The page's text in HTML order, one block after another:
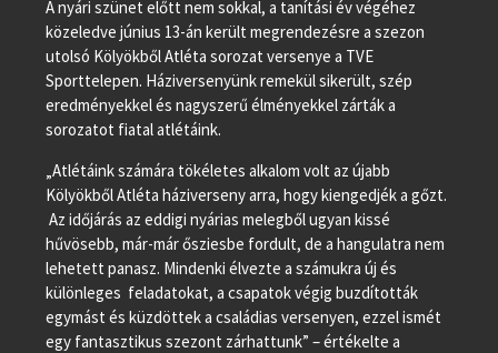
A nyári szünet előtt nem sokkal, a tanítási év végéhez
közeledve június 13-án került megrendezésre a szezon
utolsó Kölyökből Atléta sorozat versenye a TVE
Sporttelepen. Háziversenyünk remekül sikerült, szép
eredményekkel és nagyszerű élményekkel zárták a
sorozatot fiatal atlétáink.
„Atlétáink számára tökéletes alkalom volt az újabb
Kölyökből Atléta háziverseny arra, hogy kiengedjék a gőzt.
Az időjárás az eddigi nyárias melegből ugyan kissé
hűvösebb, már-már ősziesbe fordult, de a hangulatra nem
lehetett panasz. Mindenki élvezte a számukra új és
különleges feladatokat, a csapatok végig buzdították
egymást és küzdöttek a családias versenyen, ezzel ismét
egy fantasztikus szezont zárhattunk” – értékelte a